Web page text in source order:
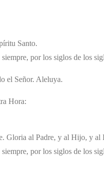
Santo.
por los siglos de los
el Señor. Aleluya.
Hora:
Gloria al Padre, y al Hijo, y al
por los siglos de los